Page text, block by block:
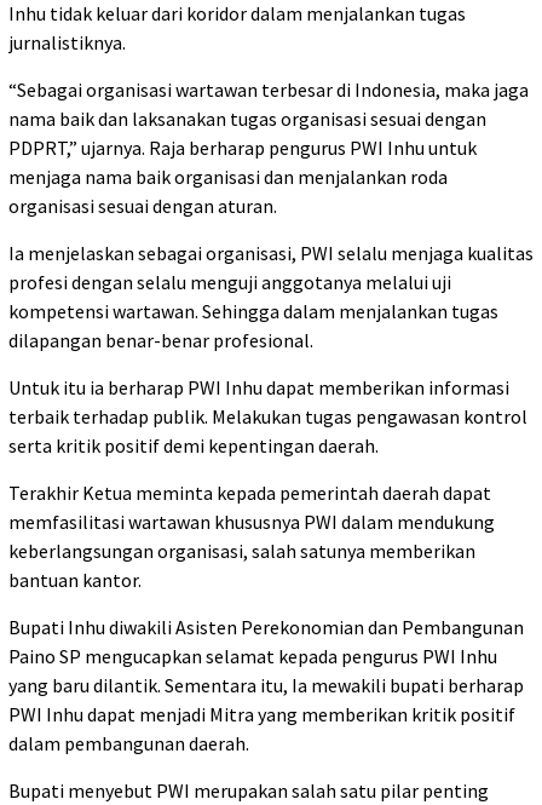
Inhu tidak keluar dari koridor dalam menjalankan tugas
jurnalistiknya.
“Sebagai organisasi wartawan terbesar di Indonesia, maka jaga
nama baik dan laksanakan tugas organisasi sesuai dengan
PDPRT,” ujarnya. Raja berharap pengurus PWI Inhu untuk
menjaga nama baik organisasi dan menjalankan roda
organisasi sesuai dengan aturan.
Ia menjelaskan sebagai organisasi, PWI selalu menjaga kualitas
profesi dengan selalu menguji anggotanya melalui uji
kompetensi wartawan. Sehingga dalam menjalankan tugas
dilapangan benar-benar profesional.
Untuk itu ia berharap PWI Inhu dapat memberikan informasi
terbaik terhadap publik. Melakukan tugas pengawasan kontrol
serta kritik positif demi kepentingan daerah.
Terakhir Ketua meminta kepada pemerintah daerah dapat
memfasilitasi wartawan khususnya PWI dalam mendukung
keberlangsungan organisasi, salah satunya memberikan
bantuan kantor.
Bupati Inhu diwakili Asisten Perekonomian dan Pembangunan
Paino SP mengucapkan selamat kepada pengurus PWI Inhu
yang baru dilantik. Sementara itu, Ia mewakili bupati berharap
PWI Inhu dapat menjadi Mitra yang memberikan kritik positif
dalam pembangunan daerah.
Bupati menyebut PWI merupakan salah satu pilar penting